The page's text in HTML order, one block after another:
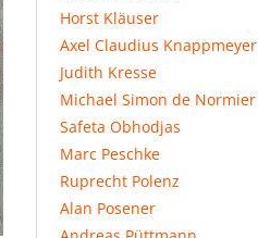
Horst Kläuser
Axel Claudius Knappmeyer
Judith Kresse
Michael Simon de Normier
Safeta Obhodjas
Marc Peschke
Ruprecht Polenz
Alan Posener